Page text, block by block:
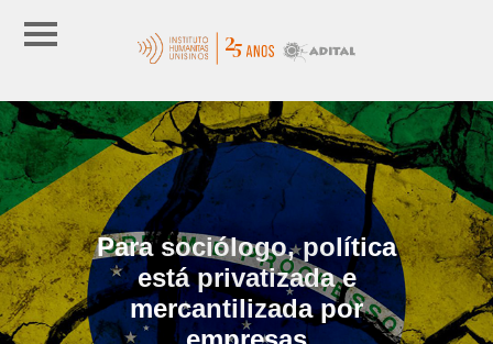
Para sociólogo, política
está privatizada e
mercantilizada por